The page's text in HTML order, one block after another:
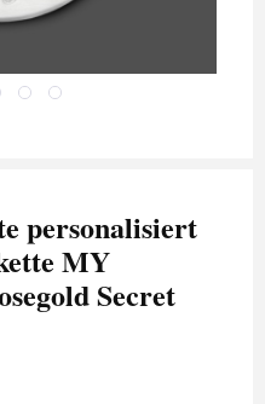
personalisiert
MY
Secret